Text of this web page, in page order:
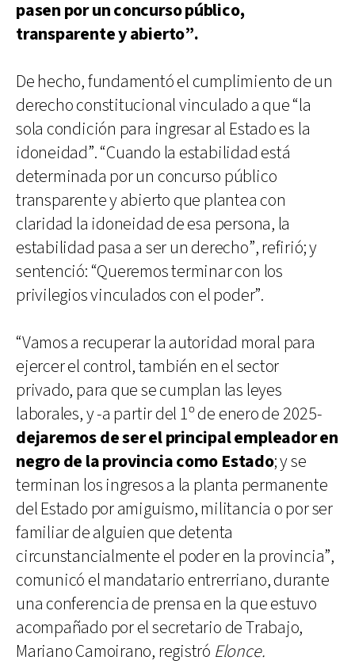
pasen por un concurso público,
transparente y abierto”.
De hecho, fundamentó el cumplimiento de un
derecho constitucional vinculado a que “la
sola condición para ingresar al Estado es la
idoneidad”. “Cuando la estabilidad está
determinada por un concurso público
transparente y abierto que plantea con
claridad la idoneidad de esa persona, la
estabilidad pasa a ser un derecho”, refirió; y
sentenció: “Queremos terminar con los
privilegios vinculados con el poder”.
“Vamos a recuperar la autoridad moral para
ejercer el control, también en el sector
privado, para que se cumplan las leyes
laborales, y -a partir del 1º de enero de 2025-
dejaremos de ser el principal empleador en
negro de la provincia como Estado; y se
terminan los ingresos a la planta permanente
del Estado por amiguismo, militancia o por ser
familiar de alguien que detenta
circunstancialmente el poder en la provincia”,
comunicó el mandatario entrerriano, durante
una conferencia de prensa en la que estuvo
acompañado por el secretario de Trabajo,
Mariano Camoirano, registró Elonce.